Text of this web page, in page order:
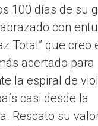
100 días de su
con
Total” que creo
acertado para
la espiral de
casi desde la
Rescato su